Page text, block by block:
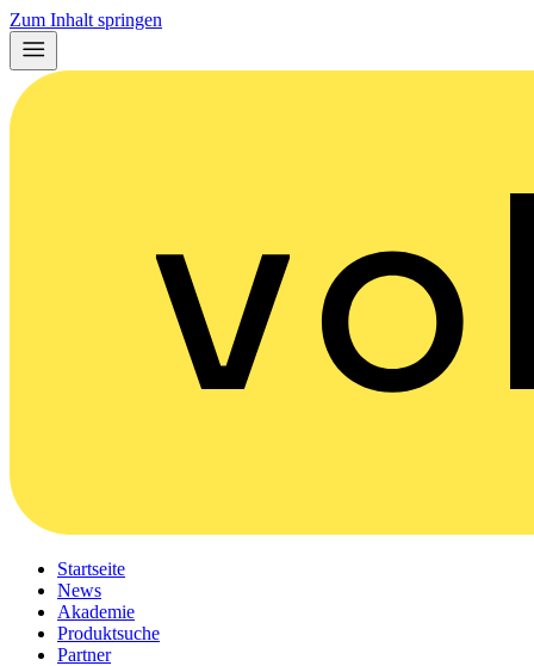
Zum Inhalt springen
Startseite
News
Akademie
Produktsuche
Partner